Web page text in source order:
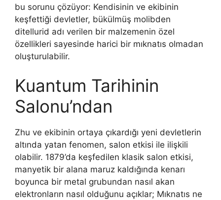
bu sorunu çözüyor: Kendisinin ve ekibinin
keşfettiği devletler, bükülmüş molibden
ditellurid adı verilen bir malzemenin özel
özellikleri sayesinde harici bir mıknatıs olmadan
oluşturulabilir.
Kuantum Tarihinin
Salonu’ndan
Zhu ve ekibinin ortaya çıkardığı yeni devletlerin
altında yatan fenomen, salon etkisi ile ilişkili
olabilir. 1879’da keşfedilen klasik salon etkisi,
manyetik bir alana maruz kaldığında kenarı
boyunca bir metal grubundan nasıl akan
elektronların nasıl olduğunu açıklar; Mıknatıs ne